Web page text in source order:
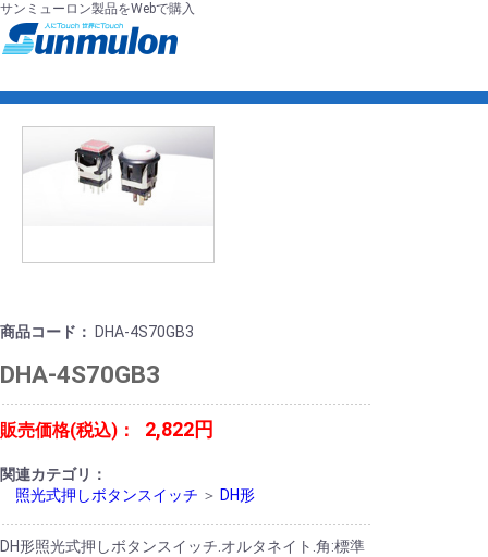
サンミューロン製品をWebで購入
商品コード： DHA-4S70GB3
DHA-4S70GB3
販売価格(税込)： 2,822円
関連カテゴリ：
照光式押しボタンスイッチ ＞ DH形
DH形照光式押しボタンスイッチ.オルタネイト.角:標準